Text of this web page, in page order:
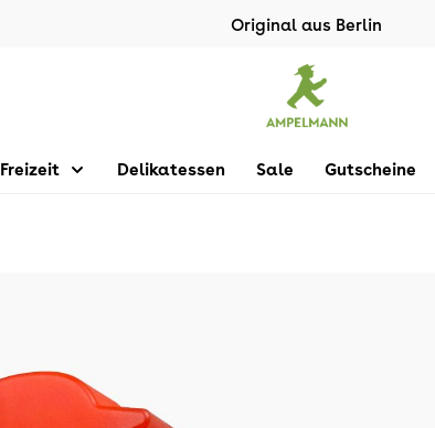
Original aus Berlin
Freizeit Delikatessen Sale Gutscheine